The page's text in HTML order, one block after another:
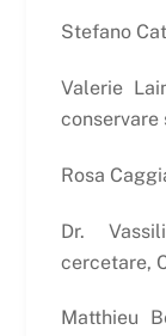
Stefano
Valerie
conservare
Rosa
Dr.
cercetare,
Matthieu